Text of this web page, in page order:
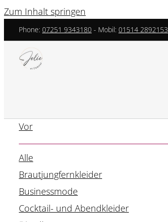
Zum Inhalt springen
Phone: 07251 9343180 - ‎Mobil: 01514 2892153
Vor
Alle
Brautjungfernkleider
Businessmode
Cocktail- und Abendkleider